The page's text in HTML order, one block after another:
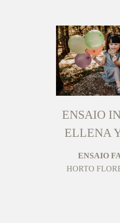
ENSAIO
ELLENA
ENSAIO
HORTO